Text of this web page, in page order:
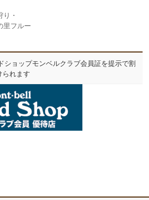
・
里フルー
ショップモンベルクラブ会員証を提示で割
られます